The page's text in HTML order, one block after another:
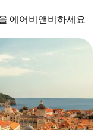
에어비앤비하세요